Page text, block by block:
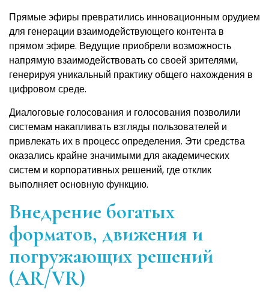
Прямые эфиры превратились инновационным орудием
для генерации взаимодействующего контента в
прямом эфире. Ведущие приобрели возможность
напрямую взаимодействовать со своей зрителями,
генерируя уникальный практику общего нахождения в
цифровом среде.
Диалоговые голосования и голосования позволили
системам накапливать взгляды пользователей и
привлекать их в процесс определения. Эти средства
оказались крайне значимыми для академических
систем и корпоративных решений, где отклик
выполняет основную функцию.
Внедрение богатых
форматов, движения и
погружающих решений
(AR/VR)